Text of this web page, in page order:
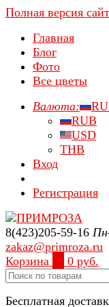
Полная версия
Главная
Блог
Фото
Все цветы
Валюта:
RUB
USD
THB
Вход
Регистрация
8(423)205-59-16
zakaz@primroza.ru
Корзина
0 руб.
Бесплатная